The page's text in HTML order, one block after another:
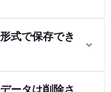
式で保存でき